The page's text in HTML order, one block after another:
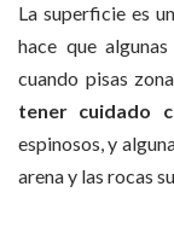
La superficie es
hace que
cuando pisas
tener cuidado
espinosos, y
arena y las rocas